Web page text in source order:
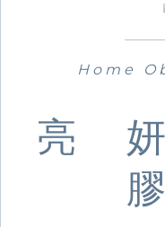
Home
亮